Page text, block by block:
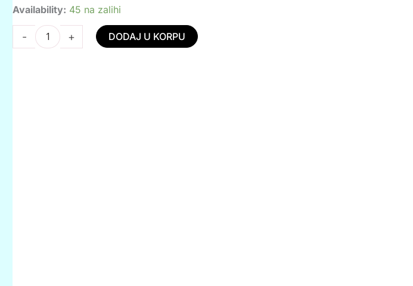
Availability: 45 na zalihi
-
Eterično
ulje
hladno
+ DODAJ U KORPU